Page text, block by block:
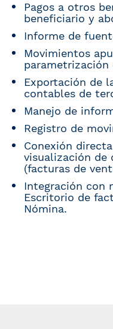
Pagos a otros
beneficiario y
Informe de
Movimientos
Exportación de
contables de
Manejo de
Registro de
Conexión
visualización de
(facturas de
Integración con
Escritorio de
Nómina.